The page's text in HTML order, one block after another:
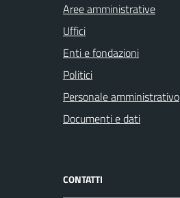
Aree amministrative
Uffici
Enti e fondazioni
Politici
Personale amministrativo
Documenti e dati
CONTATTI